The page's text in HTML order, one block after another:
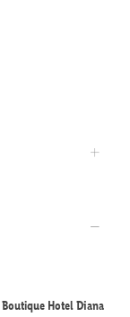
Boutique Hotel Diana